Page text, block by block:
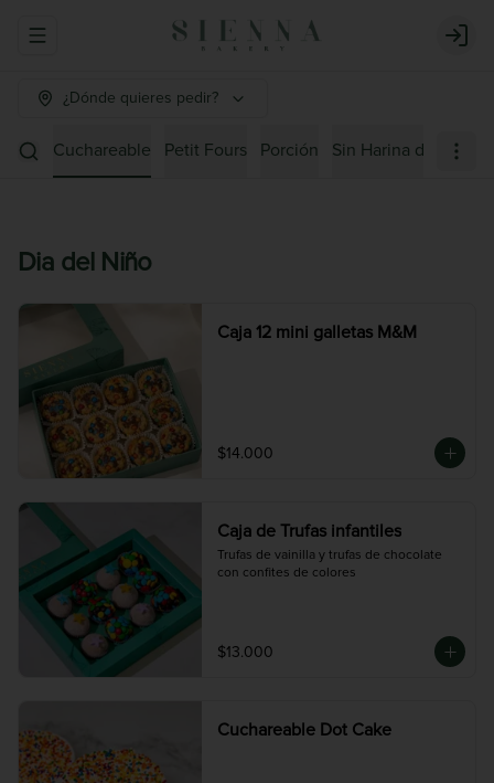
Abrir menu de navegación Login
¿Dónde quieres pedir?
Cuchareable Petit Fours Porción Sin Harina de Trigo
Dia del Niño
Caja 12 mini galletas M&M
$14.000
Caja de Trufas infantiles
Trufas de vainilla y trufas de chocolate
con confites de colores
$13.000
Cuchareable Dot Cake